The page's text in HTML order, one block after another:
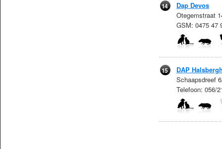
14
Dap Devos
Otegemstraat
GSM: 0475 47
15
DAP
Schaapsdreef
Telefoon: 056/